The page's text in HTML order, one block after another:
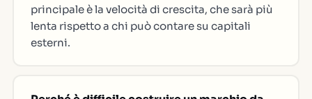
principale è la velocità di crescita, che sarà più
lenta rispetto a chi può contare su capitali
esterni.